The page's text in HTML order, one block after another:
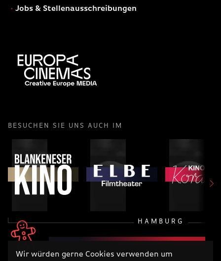
Wir würden gerne Cookies verwenden um
Jobs & Stellenausschreibungen
BESUCHEN SIE UNS AUCH IM
HAMBURG